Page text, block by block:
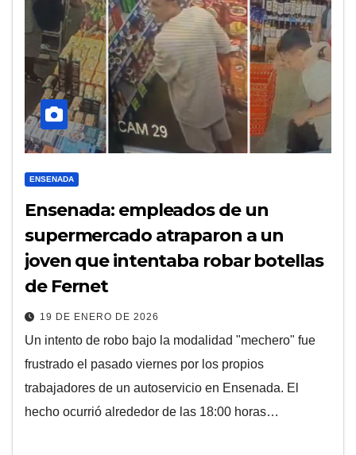
ENSENADA
Ensenada: empleados de un
supermercado atraparon a un
joven que intentaba robar botellas
de Fernet
19 DE ENERO DE 2026
Un intento de robo bajo la modalidad "mechero" fue
frustrado el pasado viernes por los propios
trabajadores de un autoservicio en Ensenada. El
hecho ocurrió alrededor de las 18:00 horas…